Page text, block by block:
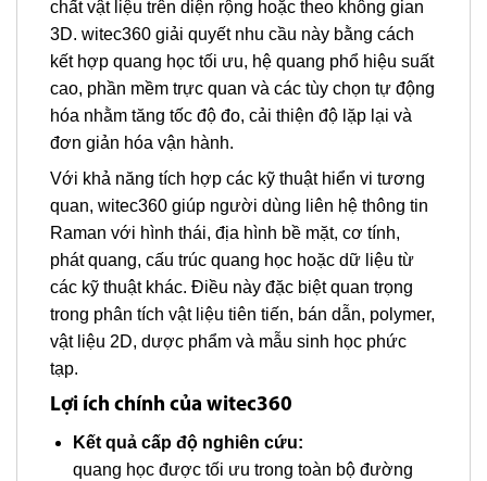
chất vật liệu trên diện rộng hoặc theo không gian
3D. witec360 giải quyết nhu cầu này bằng cách
kết hợp quang học tối ưu, hệ quang phổ hiệu suất
cao, phần mềm trực quan và các tùy chọn tự động
hóa nhằm tăng tốc độ đo, cải thiện độ lặp lại và
đơn giản hóa vận hành.
Với khả năng tích hợp các kỹ thuật hiển vi tương
quan, witec360 giúp người dùng liên hệ thông tin
Raman với hình thái, địa hình bề mặt, cơ tính,
phát quang, cấu trúc quang học hoặc dữ liệu từ
các kỹ thuật khác. Điều này đặc biệt quan trọng
trong phân tích vật liệu tiên tiến, bán dẫn, polymer,
vật liệu 2D, dược phẩm và mẫu sinh học phức
tạp.
Lợi ích chính của witec360
Kết quả cấp độ nghiên cứu:
quang học được tối ưu trong toàn bộ đường